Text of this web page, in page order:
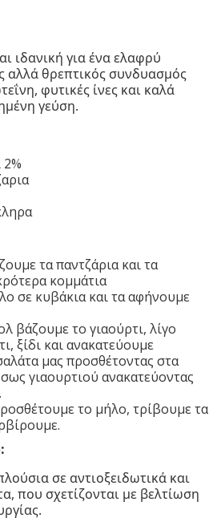
ιδανική για ένα ελαφρύ
αλλά θρεπτικός συνδυασμός
φυτικές ίνες και καλά
γεύση.
τα παντζάρια και τα
κομμάτια
σε κυβάκια και τα αφήνουμε
βάζουμε το γιαούρτι, λίγο
ξίδι και ανακατεύουμε
μας προσθέτοντας στα
γιαουρτιού ανακατεύοντας
το μήλο, τρίβουμε τα
σε αντιοξειδωτικά και
που σχετίζονται με βελτίωση